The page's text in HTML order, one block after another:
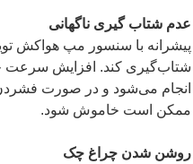
عدم شتاب گیری ناگهانی
پیشرانه با سنسور مپ هواکش
شتاب‌گیری کند. افزایش سرعت
انجام می‌شود و در صورت فشردن
ممکن است خاموش شود.
روشن شدن چراغ چک